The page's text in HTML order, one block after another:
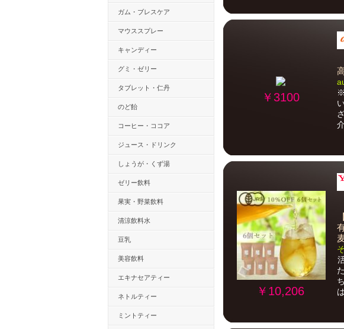
ガム・ブレスケア
マウススプレー
キャンディー
グミ・ゼリー
タブレット・仁丹
のど飴
コーヒー・ココア
ジュース・ドリンク
しょうが・くず湯
ゼリー飲料
果実・野菜飲料
清涼飲料水
豆乳
美容飲料
エキナセアティー
ネトルティー
ミントティー
￥3100
￥10,206